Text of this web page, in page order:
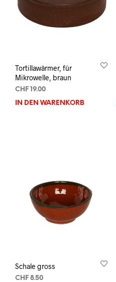
Tortillawärmer, für
Mikrowelle, braun
CHF 19.00
IN DEN WARENKORB
Schale gross
CHF 8.50